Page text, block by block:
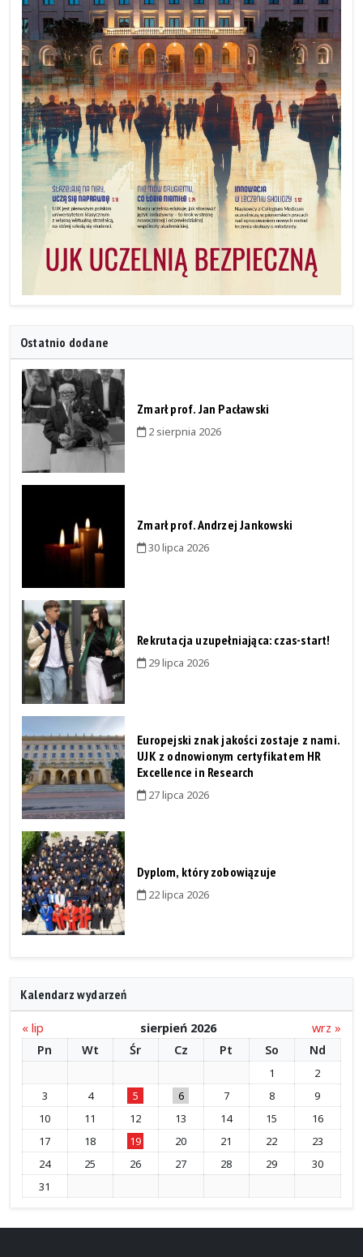
Ostatnio dodane
Zmarł prof. Jan Pacławski
2 sierpnia 2026
Zmarł prof. Andrzej Jankowski
30 lipca 2026
Rekrutacja uzupełniająca: czas-start!
29 lipca 2026
Europejski znak jakości zostaje z nami.
UJK z odnowionym certyfikatem HR
Excellence in Research
27 lipca 2026
Dyplom, który zobowiązuje
22 lipca 2026
Kalendarz wydarzeń
« lip sierpień 2026
wrz »
Pn
Wt Śr Cz Pt So Nd
1
2
3
4 5 6 7 8
9
10
11 12 13 14 15
16
17
18 19 20 21 22
23
24
25 26 27 28 29
30
31